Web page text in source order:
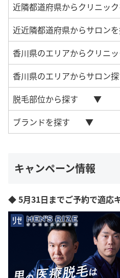
近隣都道府県からクリニッ
近近隣都道府県からサロン
香川県のエリアからクリニ
香川県のエリアからサロン
脱毛部位から探す
ブランドを探す
キャンペーン情報
◆ 5月31日までご予約で適応